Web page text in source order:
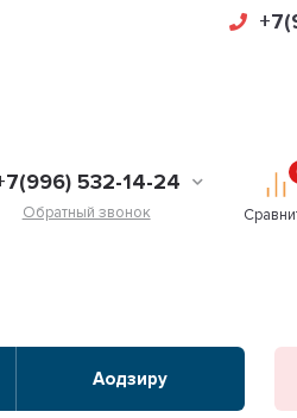
532-14-24
Обратный звонок
Аодзиру